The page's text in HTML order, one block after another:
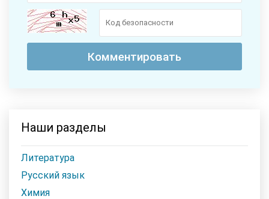
Наши разделы
Литература
Русский язык
Химия